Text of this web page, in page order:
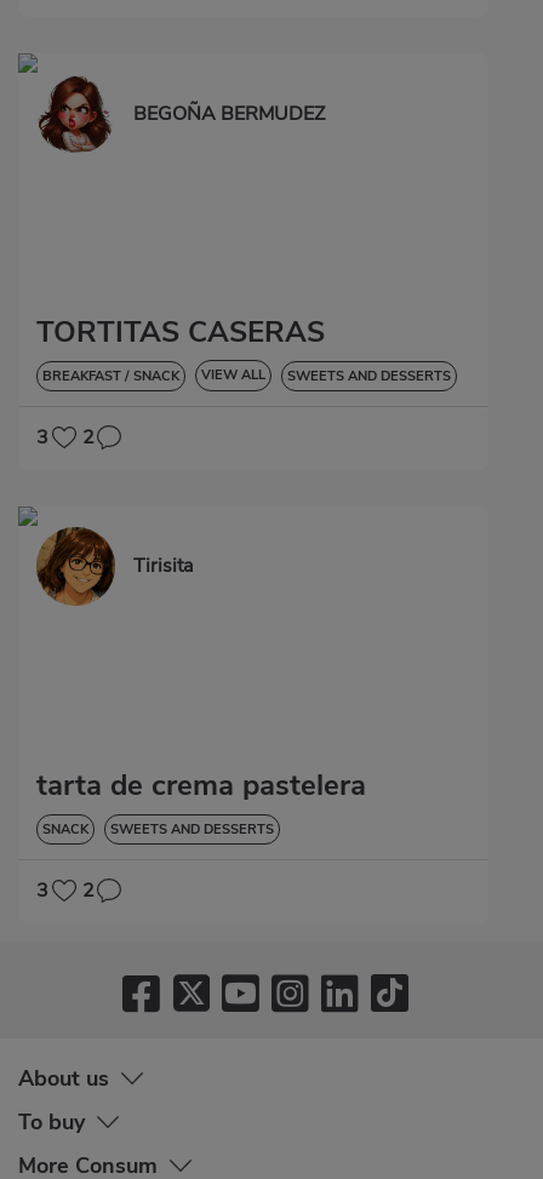
BEGOÑA BERMUDEZ
TORTITAS CASERAS
BREAKFAST / SNACK VIEW ALL SWEETS AND DESSERTS
3 2
Tirisita
tarta de crema pastelera
SNACK SWEETS AND DESSERTS
3 2
About us
To buy
More Consum